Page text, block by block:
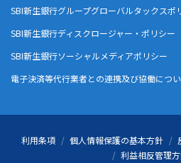
SBI新生銀行グループグローバルタックスポ
SBI新生銀行ディスクロージャー・ポリシー
SBI新生銀行ソーシャルメディアポリシー
電子決済等代行業者との連携及び協働につ
利用条項 個人情報保護の基本方針
利益相反管理